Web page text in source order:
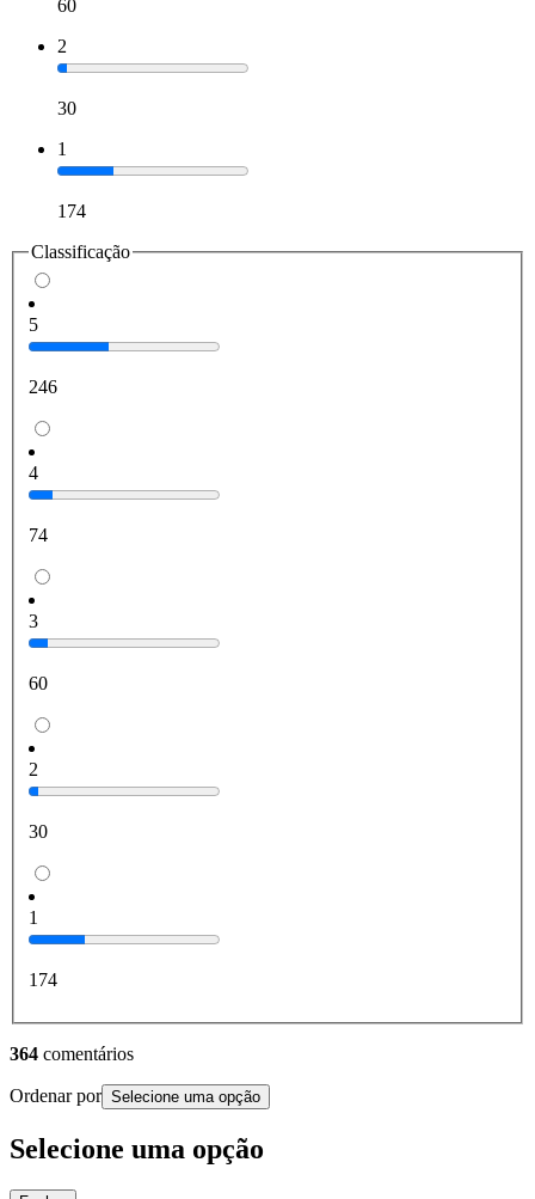
60
2
30
1
174
Classificação
5
246
4
74
3
60
2
30
1
174
364 comentários
Ordenar por Selecione uma opção
Selecione uma opção